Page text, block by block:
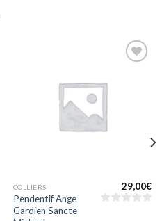
COLLIERS
Pendentif Ange
Gardien Sancte
29,00€